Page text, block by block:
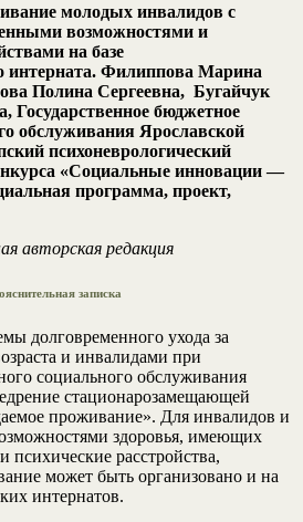
молодых инвалидов с
возможностями и
на базе
интерната. Филиппова Марина
Полина Сергеевна, Бугайчук
Государственное бюджетное
обслуживания Ярославской
психоневрологический
«Социальные инновации —
программа, проект,
авторская редакция
записка
долговременного ухода за
и инвалидами при
социального обслуживания
стационарозамещающей
проживание». Для инвалидов и
здоровья, имеющих
расстройства,
может быть организовано и на
интернатов.